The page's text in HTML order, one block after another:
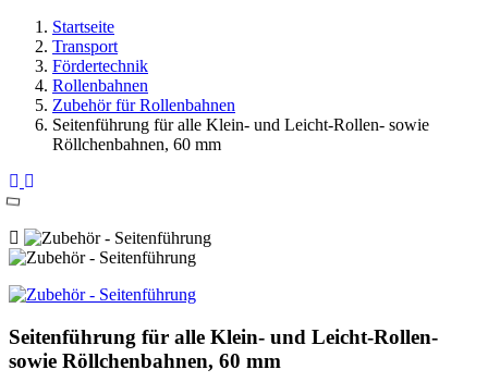
Startseite
Transport
Fördertechnik
Rollenbahnen
Zubehör für Rollenbahnen
Seitenführung für alle Klein- und Leicht-Rollen- sowie
Röllchenbahnen, 60 mm
Seitenführung für alle Klein- und Leicht-Rollen-
sowie Röllchenbahnen, 60 mm